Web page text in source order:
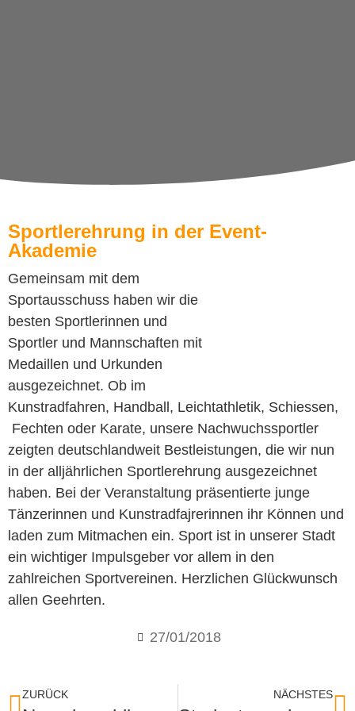
Sportlerehrung in der Event-
Akademie
Gemeinsam mit dem
Sportausschuss haben wir die
besten Sportlerinnen und
Sportler und Mannschaften mit
Medaillen und Urkunden
ausgezeichnet. Ob im
Kunstradfahren, Handball, Leichtathletik, Schiessen,
Fechten oder Karate, unsere Nachwuchssportler
zeigten deutschlandweit Bestleistungen, die wir nun
in der alljährlichen Sportlerehrung ausgezeichnet
haben. Bei der Veranstaltung präsentierte junge
Tänzerinnen und Kunstradfajrerinnen ihr Können und
laden zum Mitmachen ein. Sport ist in unserer Stadt
ein wichtiger Impulsgeber vor allem in den
zahlreichen Sportvereinen. Herzlichen Glückwunsch
allen Geehrten.
27/01/2018
ZURÜCK NÄCHSTES